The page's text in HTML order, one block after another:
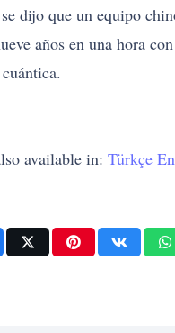
dijo que un equipo
años en una hora
available in:Türkçe